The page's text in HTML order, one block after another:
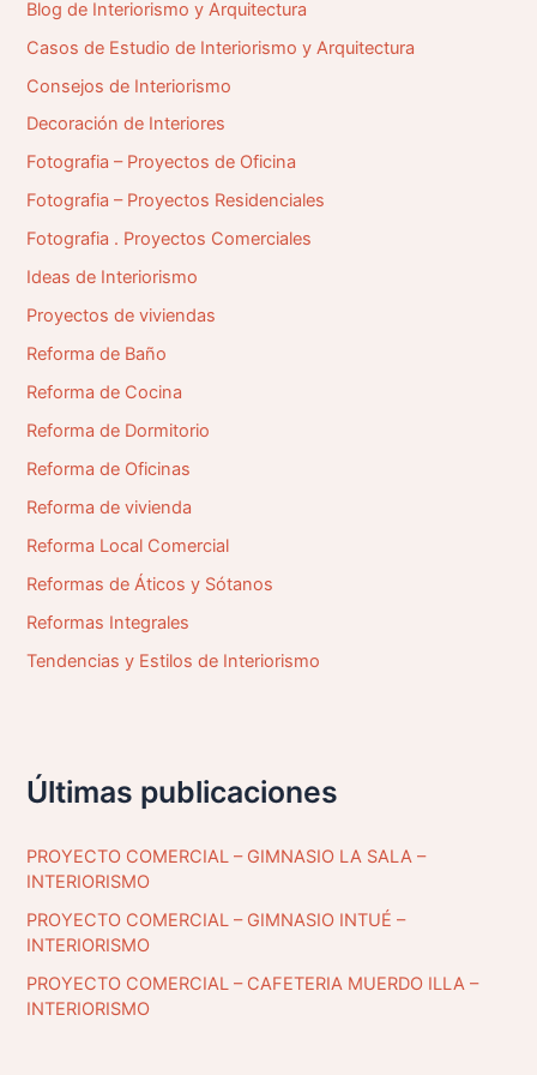
:Blog de Interiorismo y Arquitectura
Casos de Estudio de Interiorismo y Arquitectura
Consejos de Interiorismo
Decoración de Interiores
Fotografia – Proyectos de Oficina
Fotografia – Proyectos Residenciales
Fotografia . Proyectos Comerciales
Ideas de Interiorismo
Proyectos de viviendas
Reforma de Baño
Reforma de Cocina
Reforma de Dormitorio
Reforma de Oficinas
Reforma de vivienda
Reforma Local Comercial
Reformas de Áticos y Sótanos
Reformas Integrales
Tendencias y Estilos de Interiorismo
Últimas publicaciones
PROYECTO COMERCIAL – GIMNASIO LA SALA –
INTERIORISMO
PROYECTO COMERCIAL – GIMNASIO INTUÉ –
INTERIORISMO
PROYECTO COMERCIAL – CAFETERIA MUERDO ILLA –
INTERIORISMO